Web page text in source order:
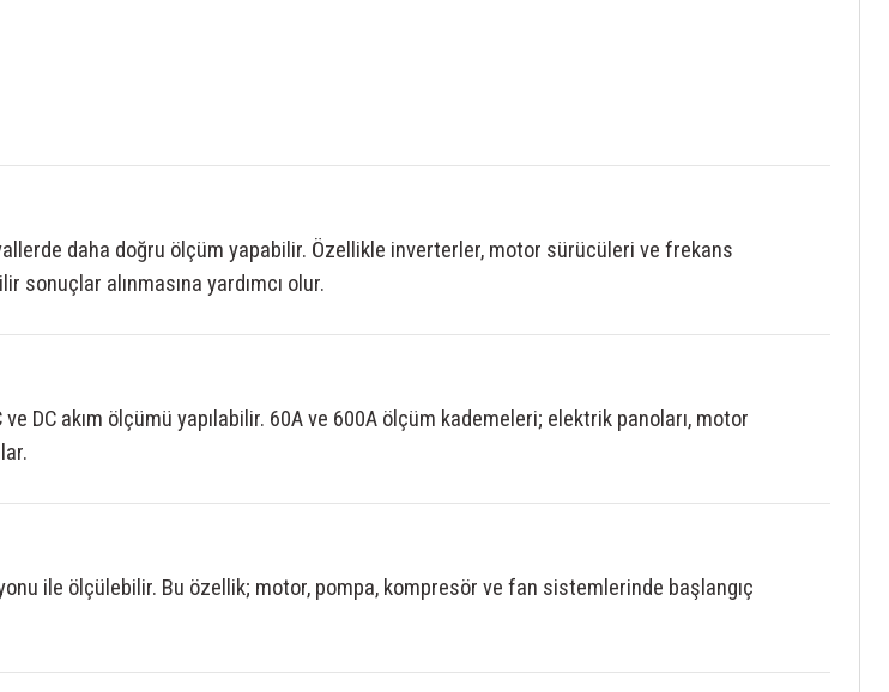
daha doğru ölçüm yapabilir. Özellikle inverterler, motor sürücüleri ve frekans
alınmasına yardımcı olur.
DC akım ölçümü yapılabilir. 60A ve 600A ölçüm kademeleri; elektrik panoları, motor
ile ölçülebilir. Bu özellik; motor, pompa, kompresör ve fan sistemlerinde başlangıç